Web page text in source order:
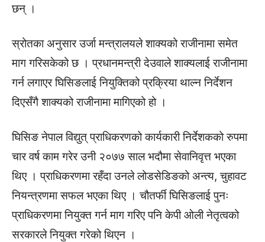
छन् ।
स्रोतका अनुसार उर्जा मन्त्रालयले शाक्यको राजीनामा समेत
माग गरिसकेको छ । प्रधानमन्त्री देउवाले शाक्यलाई राजीनामा
गर्न लगाएर घिसिङलाई नियुक्तिको प्रक्रिया थाल्न निर्देशन
दिएसँगै शाक्यको राजीनामा मागिएको हो ।
घिसिङ नेपाल विद्युत् प्राधिकरणको कार्यकारी निर्देशकको रुपमा
चार वर्ष काम गरेर उनी २०७७ साल भदौमा सेवानिवृत्त भएका
थिए । प्राधिकरणमा रहँदा उनले लोडसेडिङको अन्त्य, चुहावट
नियन्त्रणमा सफल भएका थिए । चौतर्फी घिसिङलाई पुनः
प्राधिकरणमा नियुक्त गर्न माग गरिए पनि केपी ओली नेतृत्वको
सरकारले नियुक्त गरेको थिएन ।